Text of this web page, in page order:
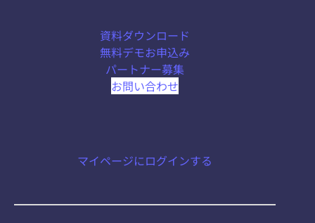
資料ダウンロード
無料デモお申込み
パートナー募集
お問い合わせ
マイページにログインする